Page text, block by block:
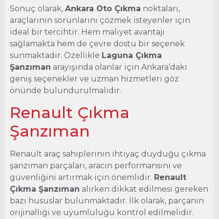
Sonuç olarak, Ankara Oto Çıkma noktaları,
araçlarının sorunlarını çözmek isteyenler için
ideal bir tercihtir. Hem maliyet avantajı
sağlamakta hem de çevre dostu bir seçenek
sunmaktadır. Özellikle Laguna Çıkma
Şanzıman arayışında olanlar için Ankara’daki
geniş seçenekler ve uzman hizmetleri göz
önünde bulundurulmalıdır.
Renault Çıkma
Şanzıman
Renault araç sahiplerinin ihtiyaç duyduğu çıkma
şanzıman parçaları, aracın performansını ve
güvenliğini artırmak için önemlidir. Renault
Çıkma Şanzıman alırken dikkat edilmesi gereken
bazı hususlar bulunmaktadır. İlk olarak, parçanın
orijinalliği ve uyumluluğu kontrol edilmelidir.